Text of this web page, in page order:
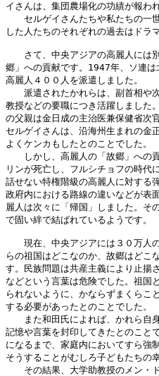
イさんは、集団農場化の功績が報わ
セルゲイさんたちや私たちの一世
した人たちのそれぞれの過去はドラ
さて、中央アジアの高麗人には別
郷」への貢献です。1947年、ソ連
高麗人４００人を派遣しました。
派遣されたかれらは、副首相や次
教授などの要職につき活躍しました
の父親は金日成の主治医兼保健省次
セルゲイさんは、沿海州生まれの金
よくケンカもしたとのことでした。
しかし、高麗人の「故郷」への貢
リンが死亡し、フルシチョフの時代
話せない特権階級の高麗人に対する
政府内における路線の違いなどが表
麗人は次々に「帰国」しました。そ
で固い絆で結ばれているようです。
現在、中央アジアには３０万人の
らの祖国はどこなのか、故郷はどこ
す。民族問題は共産主義により止揚
などという言葉は危険でした。祖国
られないように、かならずまくらこ
する必要があったとのことでした。
また和田氏によれば、かれら自身
記憶や言葉を封印してきたとのこと
になるまで、家庭内においてすら強
そうすることがむしろ子どもたちの
その結果、大学助教授のメン・ド